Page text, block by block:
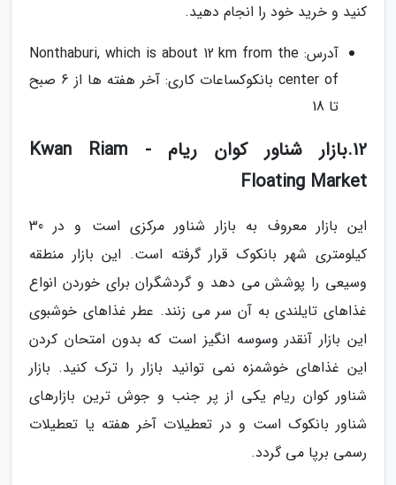
کنید و خرید خود را انجام دهید.
آدرس: Nonthaburi, which is about 12 km from the
center of بانکوکساعات کاری: آخر هفته ها از 6 صبح
تا 18
12.بازار شناور کوان ریام - Kwan Riam
Floating Market
این بازار معروف به بازار شناور مرکزی است و در 30
کیلومتری شهر بانکوک قرار گرفته است. این بازار منطقه
وسیعی را پوشش می دهد و گردشگران برای خوردن انواع
غذاهای تایلندی به آن سر می زنند. عطر غذاهای خوشبوی
این بازار آنقدر وسوسه انگیز است که بدون امتحان کردن
این غذاهای خوشمزه نمی توانید بازار را ترک کنید. بازار
شناور کوان ریام یکی از پر جنب و جوش ترین بازارهای
شناور بانکوک است و در تعطیلات آخر هفته یا تعطیلات
رسمی برپا می گردد.